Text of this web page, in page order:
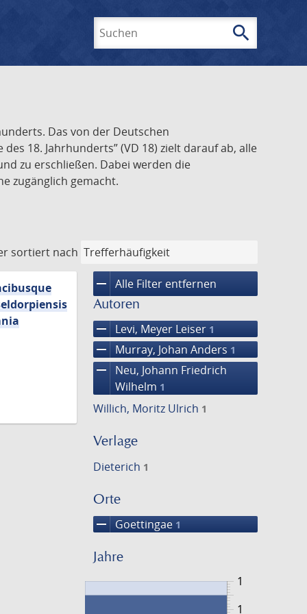
search
Das von der Deutschen
18. Jahrhunderts” (VD 18) zielt darauf ab, alle
zu erschließen. Dabei werden die
zugänglich gemacht.
sortiert nach
remove Alle Filter entfernen
Autoren
remove Levi, Meyer Leiser 1
remove Murray, Johan Anders 1
remove
Neu, Johann Friedrich
Wilhelm 1
Willich, Moritz Ulrich 1
Verlage
Dieterich 1
Orte
remove Goettingae 1
Jahre
1
1